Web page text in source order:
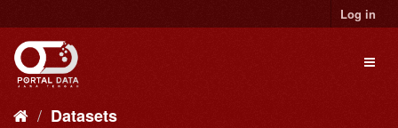
to
content
Log in
Datasets